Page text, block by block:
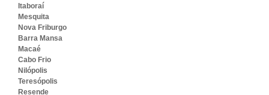
Itaboraí
Mesquita
Nova Friburgo
Barra Mansa
Macaé
Cabo Frio
Nilópolis
Teresópolis
Resende